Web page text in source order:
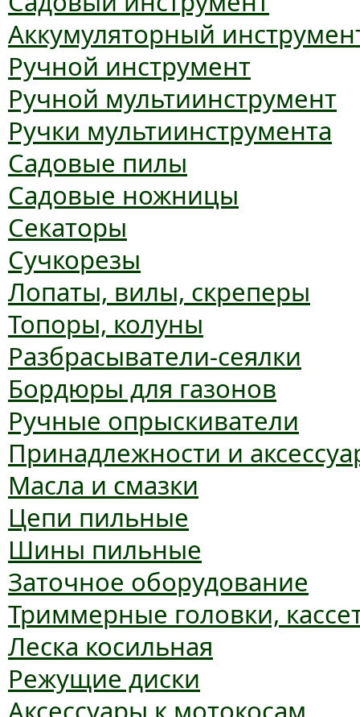
Аккумуляторный
Ручной инструмент
Ручной мультиинструмент
Ручки мультиинструмента
Садовые пилы
Садовые ножницы
Секаторы
Сучкорезы
Лопаты, вилы, скреперы
Топоры, колуны
Разбрасыватели-сеялки
Бордюры для газонов
Ручные опрыскиватели
Принадлежности и
Масла и смазки
Цепи пильные
Шины пильные
Заточное оборудование
Триммерные головки,
Леска косильная
Режущие диски